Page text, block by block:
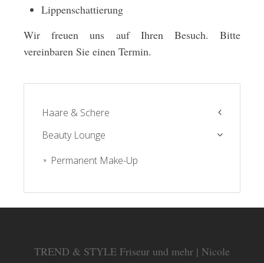
Lippenschattierung
Wir freuen uns auf Ihren Besuch. Bitte
vereinbaren Sie einen Termin.
Haare & Schere
Friseur
Haarverlängerung
Typberatung
Beauty Lounge
Permanent Make-Up
TREND & STYLE Friseur und mehr | Nicole